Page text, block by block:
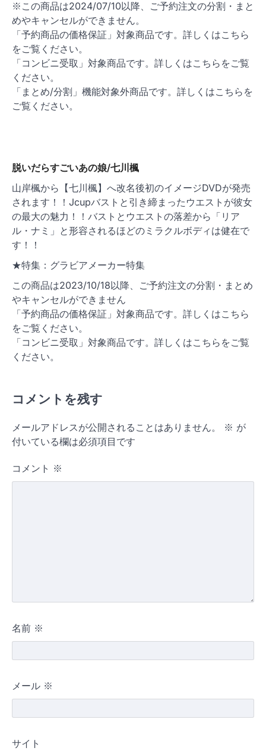
※この商品は2024/07/10以降、ご予約注文の分割・まと
めやキャンセルができません。
「予約商品の価格保証」対象商品です。詳しくはこちら
をご覧ください。
「コンビニ受取」対象商品です。詳しくはこちらをご覧
ください。
「まとめ/分割」機能対象外商品です。詳しくはこちらを
ご覧ください。
脱いだらすごいあの娘/七川楓
山岸楓から【七川楓】へ改名後初のイメージDVDが発売
されます！！Jcupバストと引き締まったウエストが彼女
の最大の魅力！！バストとウエストの落差から「リア
ル・ナミ」と形容されるほどのミラクルボディは健在で
す！！
★特集：グラビアメーカー特集
この商品は2023/10/18以降、ご予約注文の分割・まとめ
やキャンセルができません
「予約商品の価格保証」対象商品です。詳しくはこちら
をご覧ください。
「コンビニ受取」対象商品です。詳しくはこちらをご覧
ください。
コメントを残す
メールアドレスが公開されることはありません。 ※ が
付いている欄は必須項目です
コメント ※
名前 ※
メール ※
サイト